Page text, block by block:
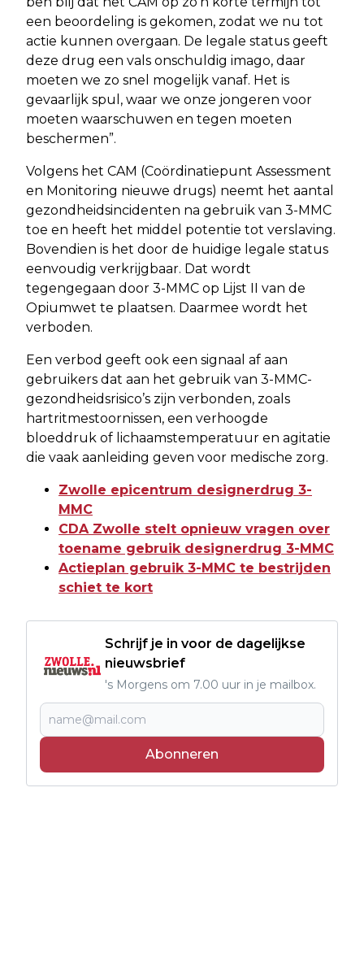
een beoordeling is gekomen, zodat we nu tot
actie kunnen overgaan. De legale status geeft
deze drug een vals onschuldig imago, daar
moeten we zo snel mogelijk vanaf. Het is
gevaarlijk spul, waar we onze jongeren voor
moeten waarschuwen en tegen moeten
beschermen”.
Volgens het CAM (Coördinatiepunt Assessment
en Monitoring nieuwe drugs) neemt het aantal
gezondheidsincidenten na gebruik van 3-MMC
toe en heeft het middel potentie tot verslaving.
Bovendien is het door de huidige legale status
eenvoudig verkrijgbaar. Dat wordt
tegengegaan door 3-MMC op Lijst II van de
Opiumwet te plaatsen. Daarmee wordt het
verboden.
Een verbod geeft ook een signaal af aan
gebruikers dat aan het gebruik van 3-MMC-
gezondheidsrisico’s zijn verbonden, zoals
hartritmestoornissen, een verhoogde
bloeddruk of lichaamstemperatuur en agitatie
die vaak aanleiding geven voor medische zorg.
Zwolle epicentrum designerdrug 3-
MMC
CDA Zwolle stelt opnieuw vragen over
toename gebruik designerdrug 3-MMC
Actieplan gebruik 3-MMC te bestrijden
schiet te kort
Schrijf je in voor de dagelijkse
nieuwsbrief
's Morgens om 7.00 uur in je mailbox.
Abonneren